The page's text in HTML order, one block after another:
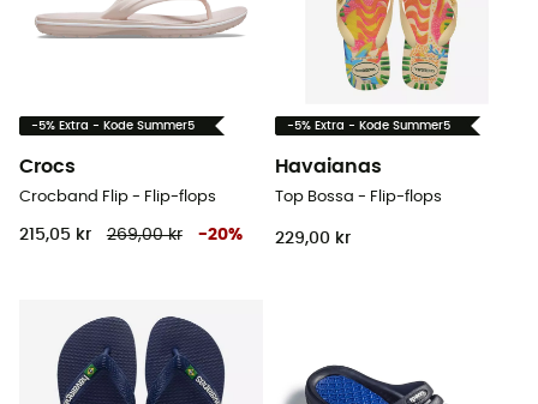
-5% Extra - Kode Summer5
Crocs
Crocband Flip - Flip-flops
215,05 kr 269,00 kr -20%
-5% Extra - Kode Summer5
Havaianas
Top Bossa - Flip-flops
229,00 kr